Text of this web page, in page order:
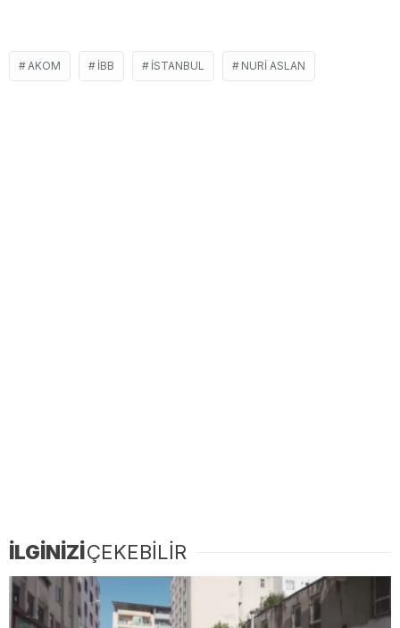
AKOM İBB İSTANBUL NURI ASLAN
İLGİNİZİÇEKEBİLİR